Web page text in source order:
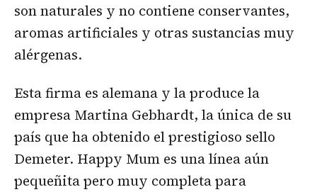
son naturales y no contiene conservantes,
aromas artificiales y otras sustancias muy
alérgenas.
Esta firma es alemana y la produce la
empresa Martina Gebhardt, la única de su
país que ha obtenido el prestigioso sello
Demeter. Happy Mum es una línea aún
pequeñita pero muy completa para